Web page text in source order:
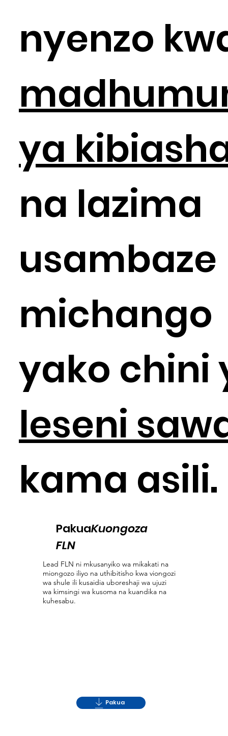
PakuaKuongoza
FLN
Pakua
Lead FLN ni mkusanyiko wa mikakati na
miongozo iliyo na uthibitisho kwa viongozi
wa shule ili kusaidia uboreshaji wa ujuzi
wa kimsingi wa kusoma na kuandika na
kuhesabu.
nyenzo
ya
na lazima
usambaze
michango
yako chini
leseni
kama asili.